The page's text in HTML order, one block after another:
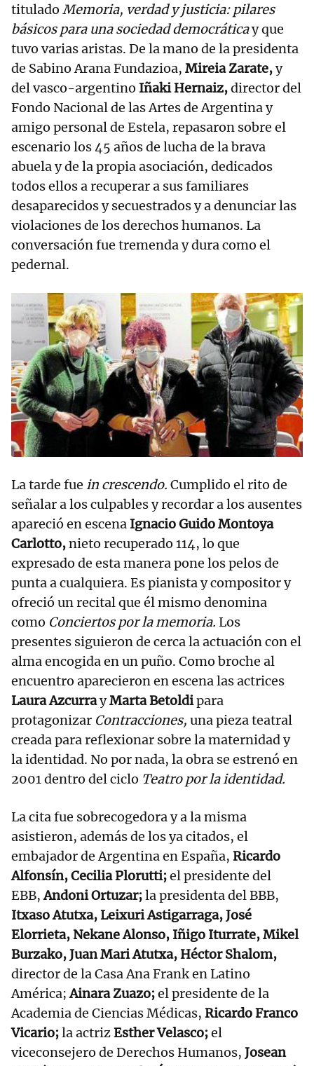
titulado Memoria, verdad y justicia: pilares
básicos para una sociedad democráticay que
tuvo varias aristas. De la mano de la presidenta
de Sabino Arana Fundazioa, Mireia Zarate,y
del vasco-argentino Iñaki Hernaiz,director del
Fondo Nacional de las Artes de Argentina y
amigo personal de Estela, repasaron sobre el
escenario los 45 años de lucha de la brava
abuela y de la propia asociación, dedicados
todos ellos a recuperar a sus familiares
desaparecidos y secuestrados y a denunciar las
violaciones de los derechos humanos. La
conversación fue tremenda y dura como el
pedernal.
La tarde fue in crescendo. Cumplido el rito de
señalar a los culpables y recordar a los ausentes
apareció en escena Ignacio Guido Montoya
Carlotto,nieto recuperado 114, lo que
expresado de esta manera pone los pelos de
punta a cualquiera. Es pianista y compositor y
ofreció un recital que él mismo denomina
como Conciertos por la memoria. Los
presentes siguieron de cerca la actuación con el
alma encogida en un puño. Como broche al
encuentro aparecieron en escena las actrices
Laura AzcurrayMarta Betoldipara
protagonizar Contracciones, una pieza teatral
creada para reflexionar sobre la maternidad y
la identidad. No por nada, la obra se estrenó en
2001 dentro del ciclo Teatro por la identidad.
La cita fue sobrecogedora y a la misma
asistieron, además de los ya citados, el
embajador de Argentina en España, Ricardo
Alfonsín, Cecilia Plorutti;el presidente del
EBB,Andoni Ortuzar;la presidenta del BBB,
Itxaso Atutxa, Leixuri Astigarraga, José
Elorrieta, Nekane Alonso, Iñigo Iturrate, Mikel
Burzako, Juan Mari Atutxa, Héctor Shalom,
director de la Casa Ana Frank en Latino
América;Ainara Zuazo;el presidente de la
Academia de Ciencias Médicas, Ricardo Franco
Vicario;la actrizEsther Velasco;el
viceconsejero de Derechos Humanos, Josean